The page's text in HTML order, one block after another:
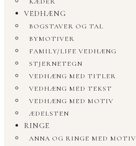
VEDHÆNG
BOGSTAVER OG TAL
BYMOTIVER
FAMILY/LIFE VEDHÆNG
STJERNETEGN
VEDHÆNG MED TITLER
VEDHÆNG MED TEKST
VEDHÆNG MED MOTIV
ÆDELSTEN
RINGE
ANNA OG RINGE MED MOTIV